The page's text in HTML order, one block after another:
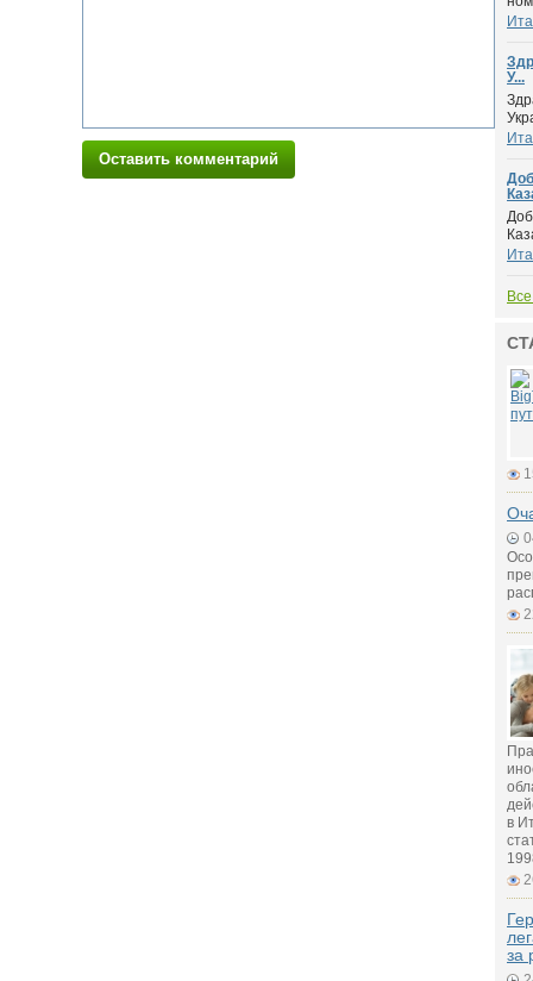
Оставить комментарий
У...
в
за